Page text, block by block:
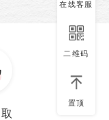
在线客服
二维码
置顶